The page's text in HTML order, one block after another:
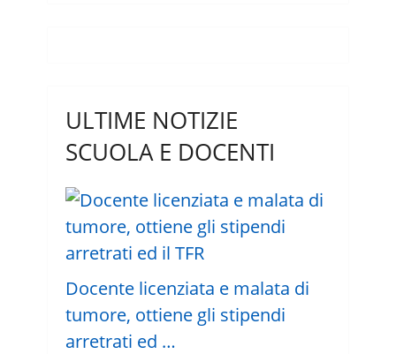
ULTIME NOTIZIE
SCUOLA E DOCENTI
Docente licenziata e malata di
tumore, ottiene gli stipendi
arretrati ed …